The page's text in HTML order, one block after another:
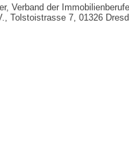
Verband der
Tolstoistrasse 7, 01326